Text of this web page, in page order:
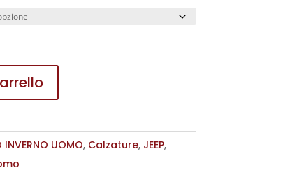
INVERNO UOMO, Calzature, JEEP,